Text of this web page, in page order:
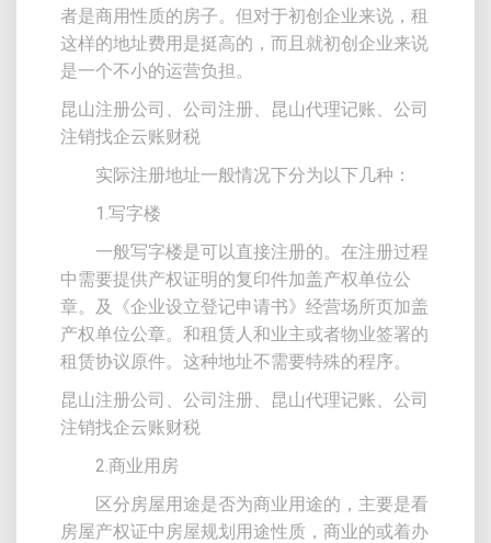
者是商用性质的房子。但对于初创企业来说，租
这样的地址费用是挺高的，而且就初创企业来说
是一个不小的运营负担。
昆山注册公司、公司注册、昆山代理记账、公司
注销找企云账财税
实际注册地址一般情况下分为以下几种：
1.写字楼
一般写字楼是可以直接注册的。在注册过程
中需要提供产权证明的复印件加盖产权单位公
章。及《企业设立登记申请书》经营场所页加盖
产权单位公章。和租赁人和业主或者物业签署的
租赁协议原件。这种地址不需要特殊的程序。
昆山注册公司、公司注册、昆山代理记账、公司
注销找企云账财税
2.商业用房
区分房屋用途是否为商业用途的，主要是看
房屋产权证中房屋规划用途性质，商业的或着办